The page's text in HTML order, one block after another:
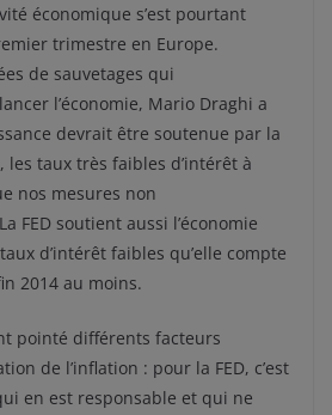
économique s’est pourtant
trimestre en Europe.
de sauvetages qui
l’économie, Mario Draghi a
devrait être soutenue par la
les taux très faibles d’intérêt à
nos mesures non
FED soutient aussi l’économie
d’intérêt faibles qu’elle compte
2014 au moins.
pointé différents facteurs
de l’inflation : pour la FED, c’est
en est responsable et qui ne